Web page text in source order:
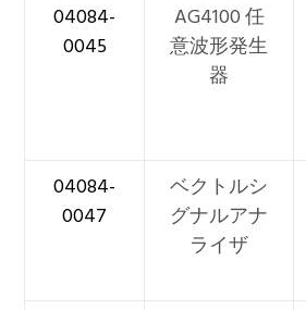
04084-
0045
AG4100 任
意波形発生
器
04084-
0047
ベクトルシ
グナルアナ
ライザ